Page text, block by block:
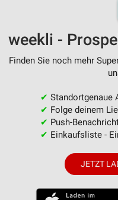
weekli -
Finden Sie noch mehr
✔ Standortgenaue
✔ Folge deinem
✔ Push-
✔ Einkaufsliste -
JETZT